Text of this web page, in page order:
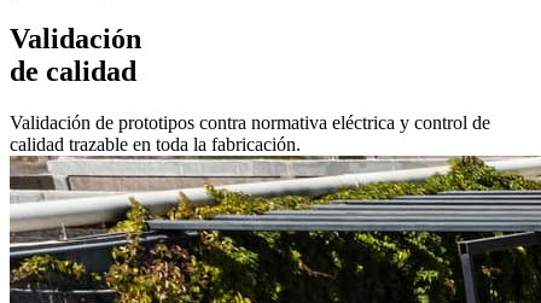
Validación
de calidad
Validación de prototipos contra normativa eléctrica y control de
calidad trazable en toda la fabricación.